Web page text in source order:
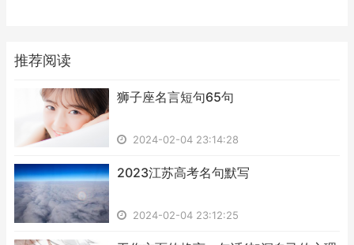
推荐阅读
​狮子座名言短句65句
2024-02-04 23:14:28
​2023江苏高考名句默写
2024-02-04 23:12:25